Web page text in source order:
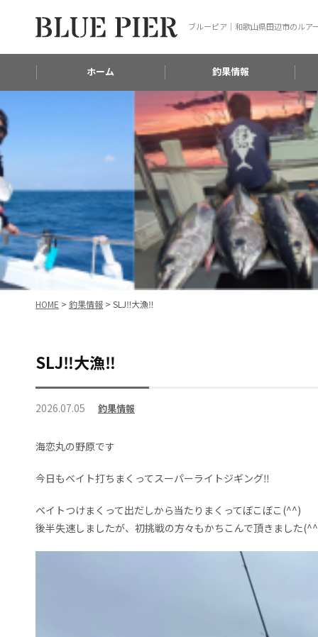
ブルーピア｜和歌山県田辺市のルア
ホーム 釣果情報
HOME > 釣果情報 > SLJ‼️大漁‼️
SLJ‼️大漁‼️
2026.07.05 釣果情報
海恋丸の野原です
今日もベイト打ちまくってスーパーライトジギング‼️
ベイトつけまくって出だしから当たりまくってぼこぼこ(^^)
後半失速しましたが、初挑戦の方々もかちこんで頂きました